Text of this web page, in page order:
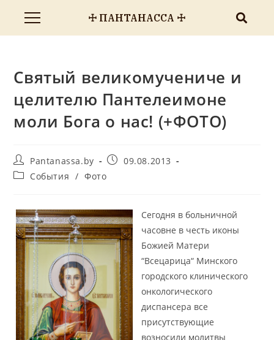
☩ ПАНТАНАССА ☩
Святый великомучениче и
целителю Пантелеимоне
моли Бога о нас! (+ФОТО)
Pantanassa.by
09.08.2013
События / Фото
Сегодня в больничной
часовне в честь иконы
Божией Матери
“Всецарица“ Минского
городского клинического
онкологического
диспансера все
присутствующие
возносили молитвы